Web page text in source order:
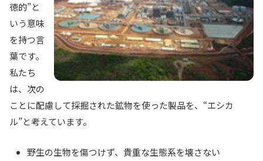
徳的”と
いう意味
を持つ言
葉です。
私たち
は、次の
ことに配慮して採掘された鉱物を使った製品を、“エシカ
ル”と考えています。
野生の生物を傷つけず、貴重な生態系を壊さない